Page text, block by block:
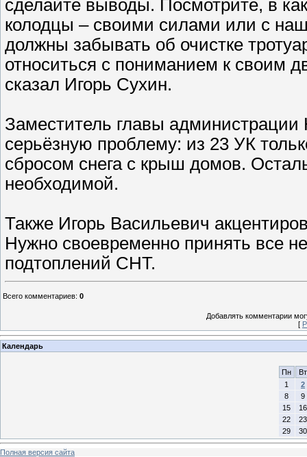
сделайте выводы. Посмотрите, в
колодцы – своими силами или с
должны забывать об очистке
относиться с пониманием к своим
сказал Игорь Сухин.
Заместитель главы
серьёзную проблему: из 23 УК
сбросом снега с крыш домов.
необходимой.
Также Игорь Васильевич
Нужно своевременно принять все
подтоплений СНТ.
Всего комментариев: 0
Добавлять комментарии
[
Календарь
Пн
Вт
1
2
8
9
15
16
22
23
29
30
Полная версия сайта